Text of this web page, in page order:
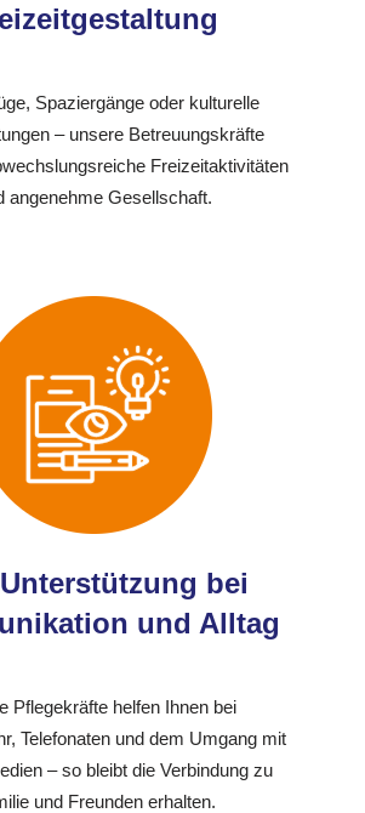
Spaziergänge oder kulturelle
– unsere Betreuungskräfte
Freizeitaktivitäten
angenehme Gesellschaft.
bei
und Alltag
Pflegekräfte helfen Ihnen bei
Telefonaten und dem Umgang mit
– so bleibt die Verbindung zu
und Freunden erhalten.